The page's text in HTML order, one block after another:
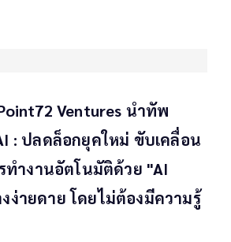
Ventures นำทัพ
: ปลดล็อกยุคใหม่ ขับเคลื่อน
ทำงานอัตโนมัติด้วย "AI
ง่ายดาย โดยไม่ต้องมีความรู้